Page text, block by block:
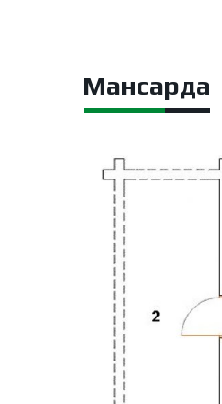
Мансарда